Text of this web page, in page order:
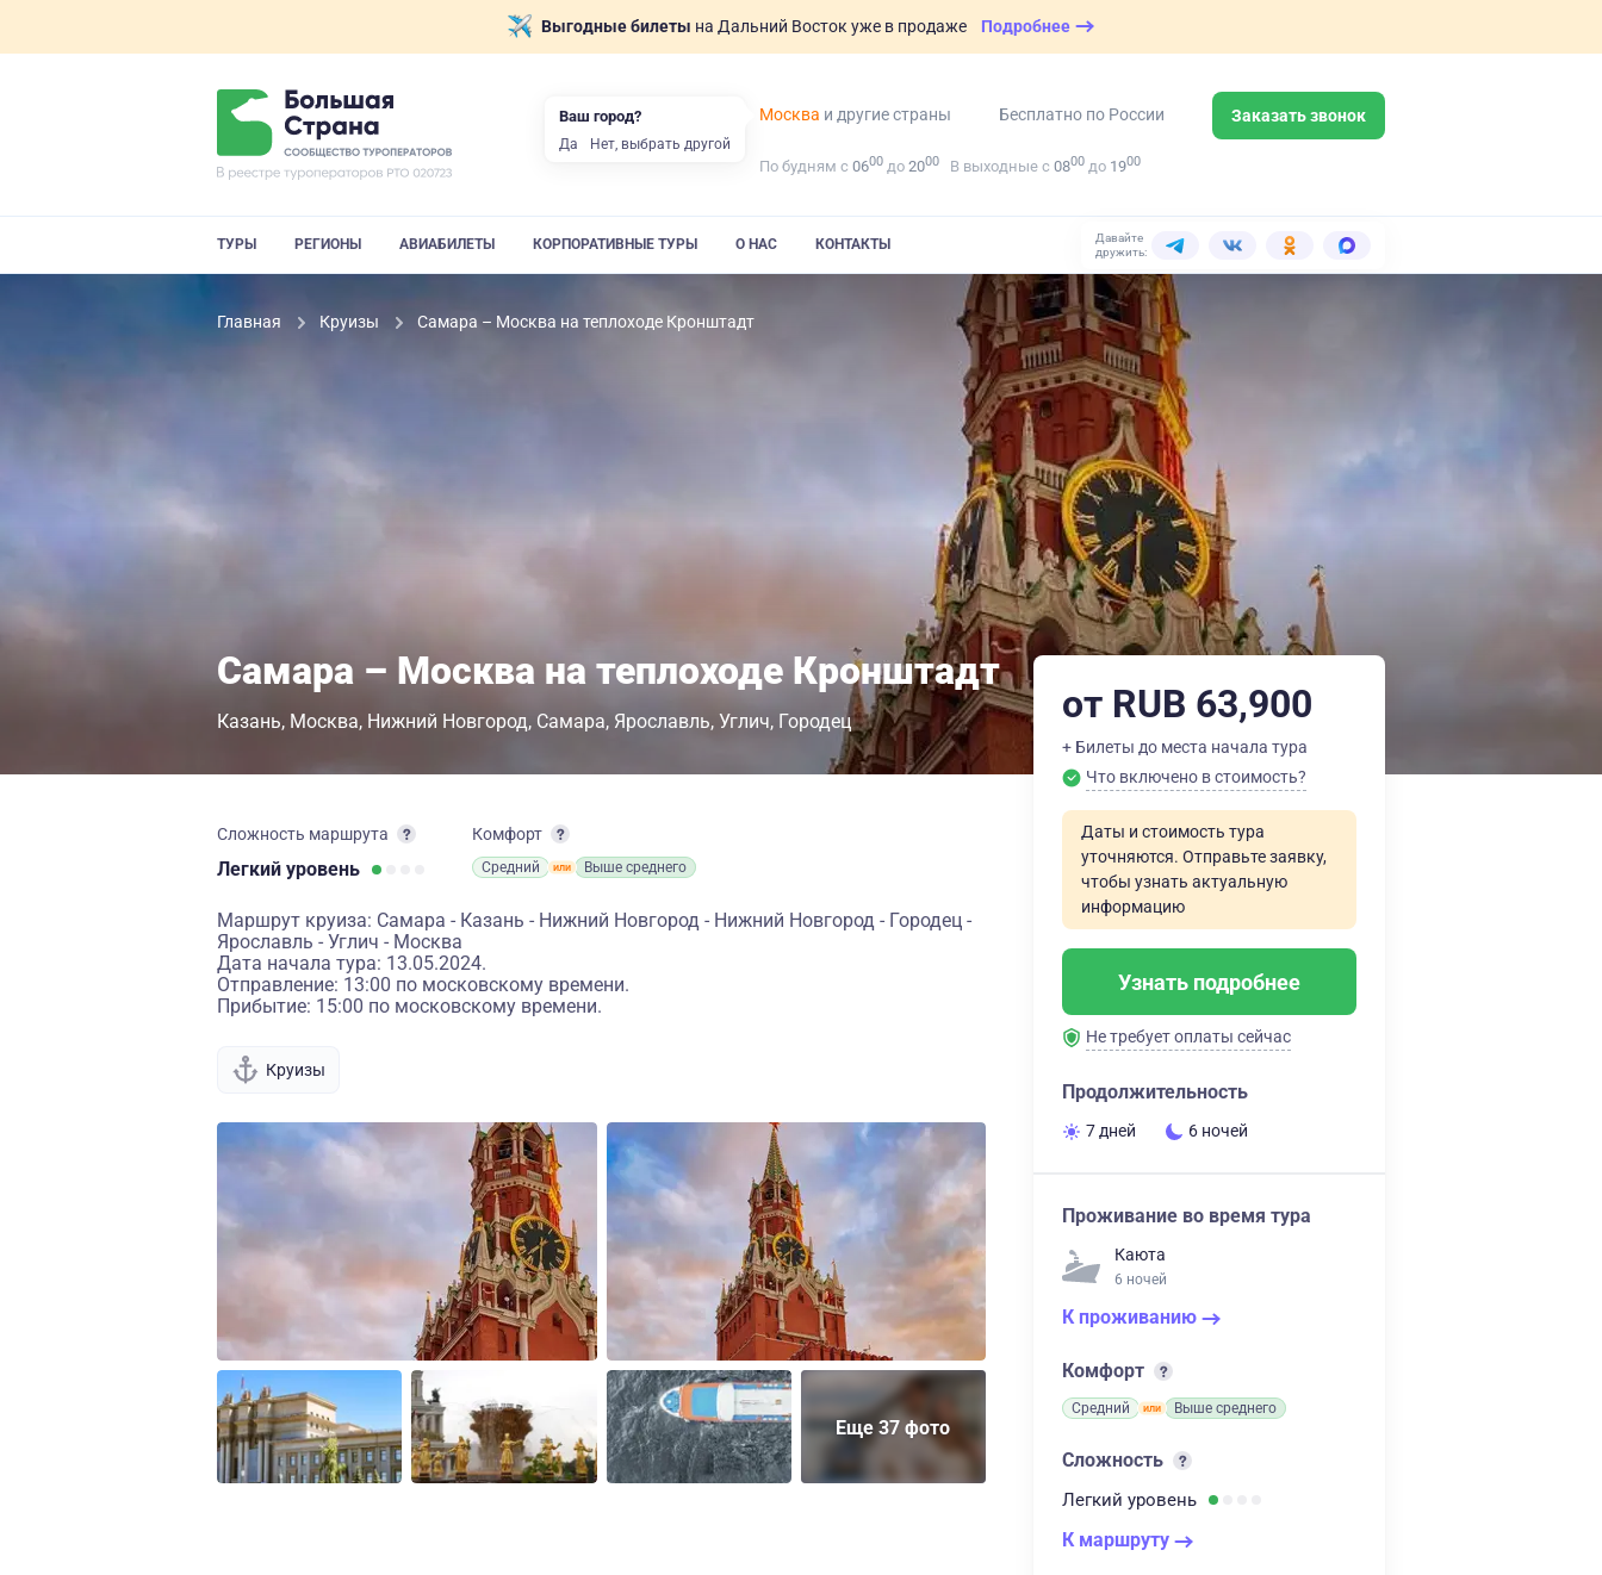
Выгодные билеты на Дальний Восток уже в продаже Подробнее
Москва и другие страны Бесплатно по России Заказать звонок
По будням с 0600 до 2000 В выходные с 0800 до 1900
ТУРЫ РЕГИОНЫ АВИАБИЛЕТЫ КОРПОРАТИВНЫЕ ТУРЫ О НАС КОНТАКТЫ
Давайте
дружить:
Главная Круизы Самара – Москва на теплоходе Кронштадт
Самара – Москва на теплоходе Кронштадт
Казань Москва Нижний Новгород Самара Ярославль Углич Городец
Сложность маршрута
Легкий уровень
Комфорт
Средний Выше среднего
Маршрут круиза: Самара - Казань - Нижний Новгород - Нижний Новгород - Городец -
Ярославль - Углич - Москва
Дата начала тура: 13.05.2024.
Отправление: 13:00 по московскому времени.
Прибытие: 15:00 по московскому времени.
Круизы
Еще 37 фото
от RUB 63,900
+ Билеты до места начала тура
Что включено в стоимость?
Даты и стоимость тура
уточняются. Отправьте заявку,
чтобы узнать актуальную
информацию
Узнать подробнее
Не требует оплаты сейчас
Продолжительность
7 дней 6 ночей
Проживание во время тура
Каюта
6 ночей
К проживанию
Комфорт
Средний Выше среднего
Сложность
Легкий уровень
К маршруту
Ваш город?
Да Нет, выбрать другой